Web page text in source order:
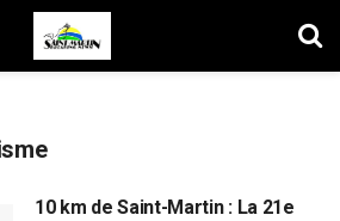
10 km de Saint-Martin : La 21e